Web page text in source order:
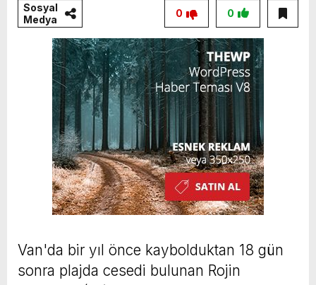
Sosyal
Medya
0
0
Van'da bir yıl önce kaybolduktan 18 gün
sonra plajda cesedi bulunan Rojin